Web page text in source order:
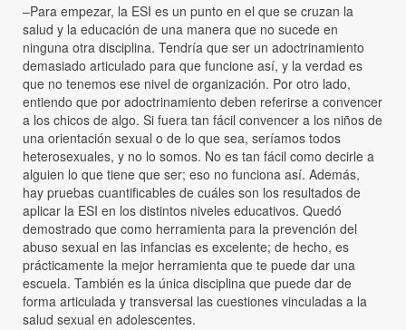
–Para empezar, la ESI es un punto en el que se cruzan la
salud y la educación de una manera que no sucede en
ninguna otra disciplina. Tendría que ser un adoctrinamiento
demasiado articulado para que funcione así, y la verdad es
que no tenemos ese nivel de organización. Por otro lado,
entiendo que por adoctrinamiento deben referirse a convencer
a los chicos de algo. Si fuera tan fácil convencer a los niños de
una orientación sexual o de lo que sea, seríamos todos
heterosexuales, y no lo somos. No es tan fácil como decirle a
alguien lo que tiene que ser; eso no funciona así. Además,
hay pruebas cuantificables de cuáles son los resultados de
aplicar la ESI en los distintos niveles educativos. Quedó
demostrado que como herramienta para la prevención del
abuso sexual en las infancias es excelente; de hecho, es
prácticamente la mejor herramienta que te puede dar una
escuela. También es la única disciplina que puede dar de
forma articulada y transversal las cuestiones vinculadas a la
salud sexual en adolescentes.